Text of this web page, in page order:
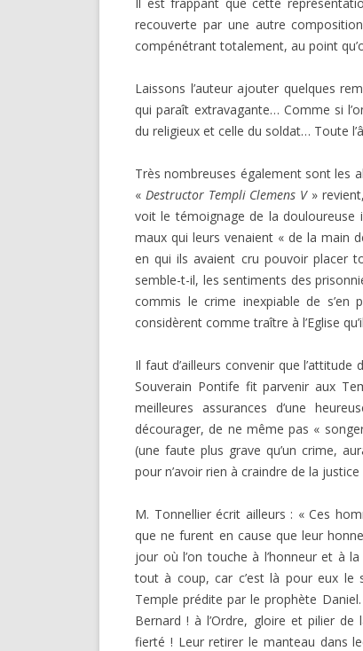
recouverte par une autre
compénétrant totalement, au point
Laissons l’auteur ajouter quelques
qui paraît extravagante… Comme si
du religieux et celle du soldat… Toute
Très nombreuses également sont les
« Destructor Templi Clemens V»
voit le témoignage de la douloureuse
maux qui leurs venaient « de la main
en qui ils avaient cru pouvoir placer
semble-t-il, les sentiments des
commis le crime inexpiable de
considèrent comme traître à l’Eglise
Il faut d’ailleurs convenir que
Souverain Pontife fit parvenir aux
meilleures assurances d’une
décourager, de ne même pas «
(une faute plus grave qu’un crime,
pour n’avoir rien à craindre de la justice
M. Tonnellier écrit ailleurs : « Ces
que ne furent en cause que leur
jour où l’on touche à l’honneur et à
tout à coup, car c’est là pour eux le
Temple prédite par le prophète
Bernard ! à l’Ordre, gloire et pilier
fierté ! Leur retirer le manteau dans